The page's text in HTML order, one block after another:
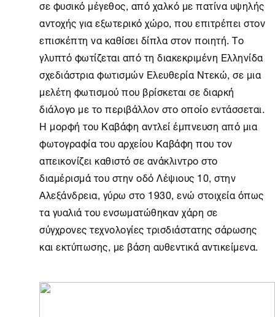
σε φυσικό μέγεθος, από χαλκό με πατίνα υψηλής
αντοχής για εξωτερικό χώρο, που επιτρέπει στον
επισκέπτη να καθίσει δίπλα στον ποιητή. Το
γλυπτό φωτίζεται από τη διακεκριμένη Ελληνίδα
σχεδιάστρια φωτισμών Ελευθερία Ντεκώ, σε μια
μελέτη φωτισμού που βρίσκεται σε διαρκή
διάλογο με το περιβάλλον στο οποίο εντάσσεται.
Η μορφή του Καβάφη αντλεί έμπνευση από μια
φωτογραφία του αρχείου Καβάφη που τον
απεικονίζει καθιστό σε ανάκλιντρο στο
διαμέρισμά του στην οδό Λέψιους 10, στην
Αλεξάνδρεια, γύρω στο 1930, ενώ στοιχεία όπως
τα γυαλιά του ενσωματώθηκαν χάρη σε
σύγχρονες τεχνολογίες τρισδιάστατης σάρωσης
και εκτύπωσης, με βάση αυθεντικά αντικείμενα.